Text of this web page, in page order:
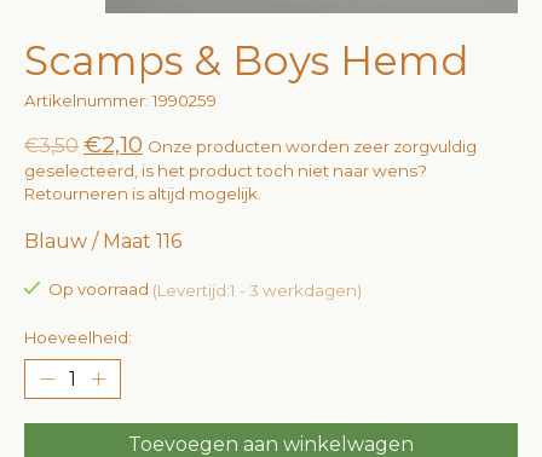
Scamps & Boys Hemd
Artikelnummer: 1990259
€3,50 €2,10 Onze producten worden zeer zorgvuldig
geselecteerd, is het product toch niet naar wens?
Retourneren is altijd mogelijk.
Blauw / Maat 116
Op voorraad (Levertijd:1 - 3 werkdagen)
Hoeveelheid:
Toevoegen aan winkelwagen